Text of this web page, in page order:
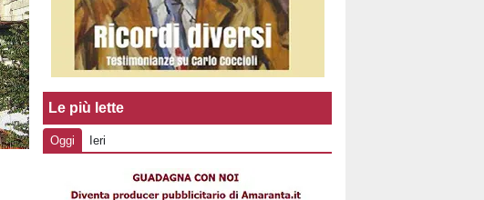
Le più lette
Oggi Ieri